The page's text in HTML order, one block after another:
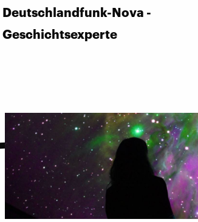
Deutschlandfunk-Nova -
Geschichtsexperte